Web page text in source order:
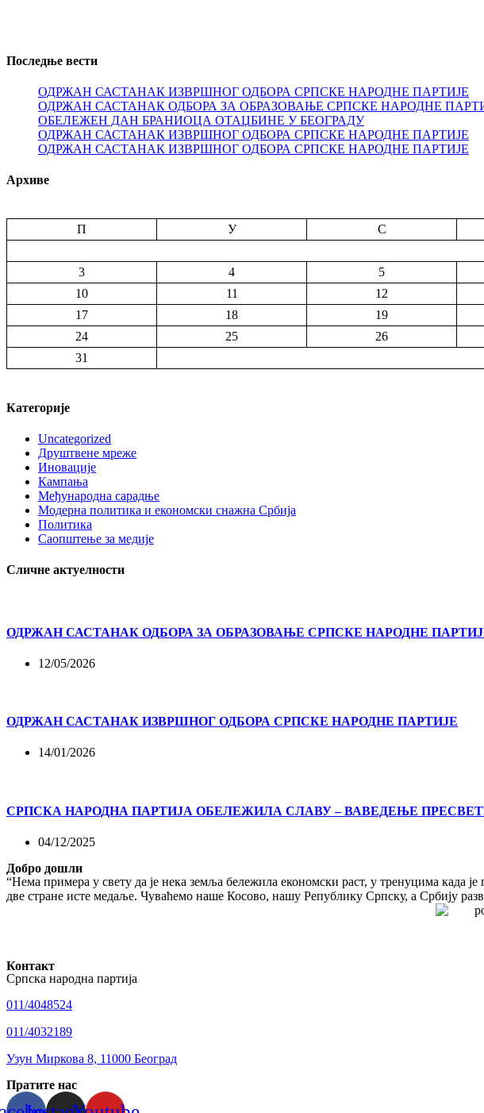
Последње вести
ОДРЖАН САСТАНАК ИЗВРШНОГ ОДБОРА СРПСКЕ НАРОДНЕ ПАРТИЈЕ
ОДРЖАН САСТАНАК ОДБОРА ЗА ОБРАЗОВАЊЕ СРПСКЕ НАРОДНЕ
ОБЕЛЕЖЕН ДАН БРАНИОЦА ОТАЏБИНЕ У БЕОГРАДУ
ОДРЖАН САСТАНАК ИЗВРШНОГ ОДБОРА СРПСКЕ НАРОДНЕ ПАРТИЈЕ
ОДРЖАН САСТАНАК ИЗВРШНОГ ОДБОРА СРПСКЕ НАРОДНЕ ПАРТИЈЕ
Архиве
П
У С
3
4 5
10
11 12
17
18 19
24
25 26
31
Категорије
Uncategorized
Друштвене мреже
Иновације
Кампања
Међународна сарадње
Модерна политика и економски снажна Србија
Политика
Саопштење за медије
Сличне актуелности
ОДРЖАН САСТАНАК ОДБОРА ЗА ОБРАЗОВАЊЕ СРПСКЕ НАРОДНЕ
12/05/2026
ОДРЖАН САСТАНАК ИЗВРШНОГ ОДБОРА СРПСКЕ НАРОДНЕ ПАРТИЈЕ
14/01/2026
СРПСКА НАРОДНА ПАРТИЈА ОБЕЛЕЖИЛА СЛАВУ – ВАВЕДЕЊЕ
04/12/2025
Добро дошли
“Нема примера у свету да је нека земља бележила економски раст, у тренуцима када
две стране исте медаље. Чуваћемо наше Косово, нашу Републику Српску, а Србију
Контакт
Српска народна партија
011/4048524
011/4032189
Узун Миркова 8, 11000 Београд
Пратите нас